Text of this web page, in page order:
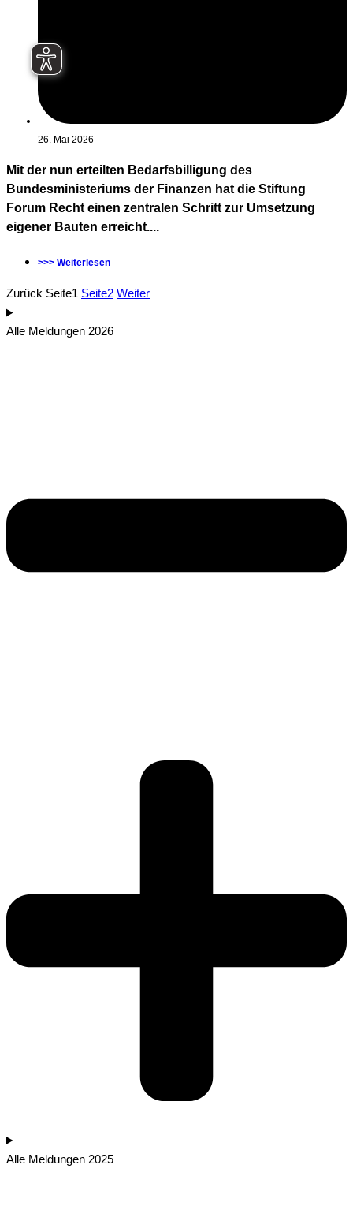
26. Mai 2026
Mit der nun erteilten Bedarfsbilligung des
Bundesministeriums der Finanzen hat die Stiftung
Forum Recht einen zentralen Schritt zur Umsetzung
eigener Bauten erreicht....
>>> Weiterlesen
Zurück Seite1 Seite2 Weiter
Alle Meldungen 2026
Alle Meldungen 2025